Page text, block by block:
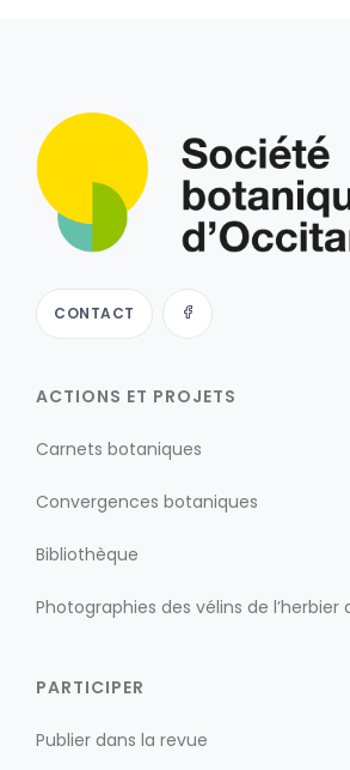
CONTACT
ACTIONS ET PROJETS
Carnets botaniques
Convergences botaniques
Bibliothèque
Photographies des vélins de l’herbier
PARTICIPER
Publier dans la revue